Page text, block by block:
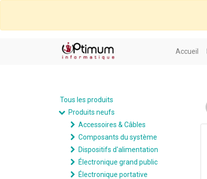
Accueil
Tous les produits
Produits neufs
Accessoires & Câbles
Composants du système
Dispositifs d'alimentation
Électronique grand public
Électronique portative